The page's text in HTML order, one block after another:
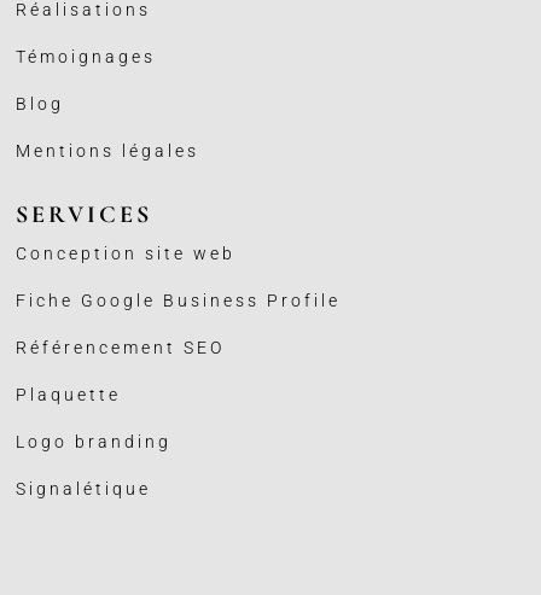
Réalisations
Témoignages
Blog
Mentions légales
SERVICES
Conception site web
Fiche Google Business Profile
Référencement SEO
Plaquette
Logo branding
Signalétique